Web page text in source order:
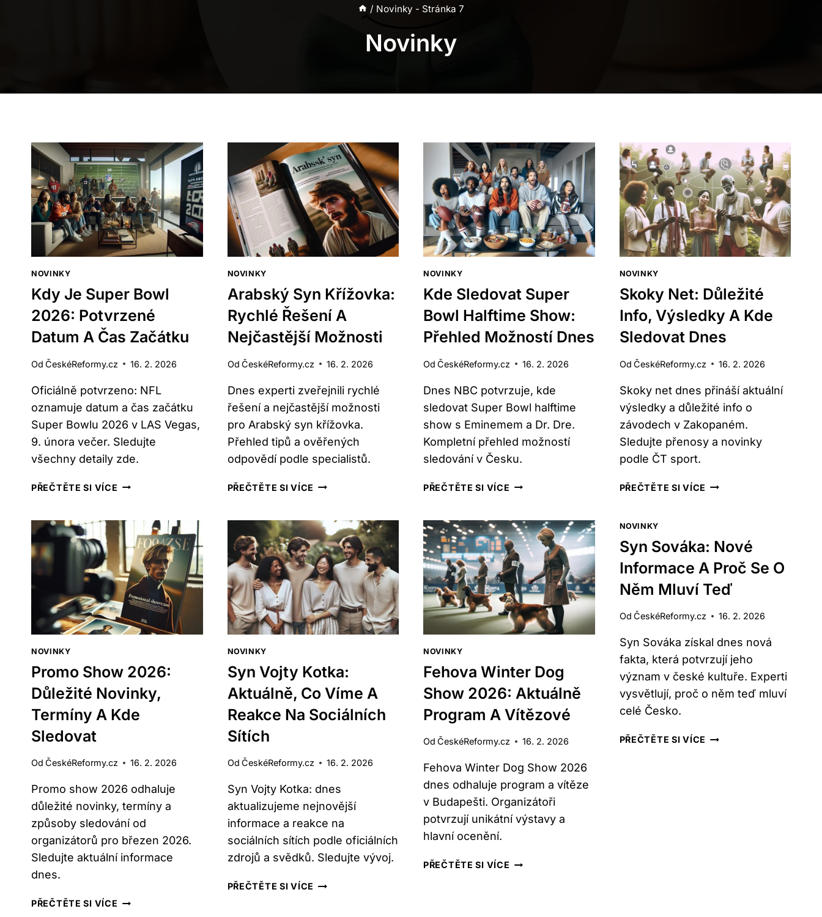
/ Novinky - Stránka 7
Novinky
NOVINKY
Kdy Je Super Bowl
2026: Potvrzené
Datum A Čas Začátku
Od ČeskéReformy.cz 16. 2. 2026
Oficiálně potvrzeno: NFL
oznamuje datum a čas začátku
Super Bowlu 2026 v LAS Vegas,
9. února večer. Sledujte
všechny detaily zde.
PŘEČTĚTE SI VÍCE KDY
BOWL
2026:
POTVRZENÉ
DATUM
A
ČAS
ZAČÁTKU
NOVINKY
Arabský Syn Křížovka:
Rychlé Řešení A
Nejčastější Možnosti
Od ČeskéReformy.cz 16. 2. 2026
Dnes experti zveřejnili rychlé
řešení a nejčastější možnosti
pro Arabský syn křížovka.
Přehled tipů a ověřených
odpovědí podle specialistů.
PŘEČTĚTE SI VÍCE ARABSKÝ
RYCHLÉ
ŘEŠENÍ
A
NEJČASTĚJŠÍ
MOŽNOSTI
NOVINKY
Kde Sledovat Super
Bowl Halftime Show:
Přehled Možností Dnes
Od ČeskéReformy.cz 16. 2. 2026
Dnes NBC potvrzuje, kde
sledovat Super Bowl halftime
show s Eminemem a Dr. Dre.
Kompletní přehled možností
sledování v Česku.
PŘEČTĚTE SI VÍCE KDE
BOWL
HALFTIME
SHOW:
PŘEHLED
MOŽNOSTÍ
DNES
NOVINKY
Skoky Net: Důležité
Info, Výsledky A Kde
Sledovat Dnes
Od ČeskéReformy.cz 16. 2. 2026
Skoky net dnes přináší aktuální
výsledky a důležité info o
závodech v Zakopaném.
Sledujte přenosy a novinky
podle ČT sport.
PŘEČTĚTE SI VÍCE SKOKY
VÝSLEDKY
A
KDE
SLEDOVAT
DNES
NOVINKY
Promo Show 2026:
Důležité Novinky,
Termíny A Kde
Sledovat
Od ČeskéReformy.cz 16. 2. 2026
Promo show 2026 odhaluje
důležité novinky, termíny a
způsoby sledování od
organizátorů pro březen 2026.
Sledujte aktuální informace
dnes.
PŘEČTĚTE SI VÍCE PROMO
NOVINKY
Syn Vojty Kotka:
Aktuálně, Co Víme A
Reakce Na Sociálních
Sítích
Od ČeskéReformy.cz 16. 2. 2026
Syn Vojty Kotka: dnes
aktualizujeme nejnovější
informace a reakce na
sociálních sítích podle oficiálních
zdrojů a svědků. Sledujte vývoj.
PŘEČTĚTE SI VÍCE SYN
NOVINKY
Fehova Winter Dog
Show 2026: Aktuálně
Program A Vítězové
Od ČeskéReformy.cz 16. 2. 2026
Fehova Winter Dog Show 2026
dnes odhaluje program a vítěze
v Budapešti. Organizátoři
potvrzují unikátní výstavy a
hlavní ocenění.
PŘEČTĚTE SI VÍCE FEHOVA
NOVINKY
Syn Sováka: Nové
Informace A Proč Se O
Něm Mluví Teď
Od ČeskéReformy.cz 16. 2. 2026
Syn Sováka získal dnes nová
fakta, která potvrzují jeho
význam v české kultuře. Experti
vysvětlují, proč o něm teď mluví
celé Česko.
PŘEČTĚTE SI VÍCE SYN